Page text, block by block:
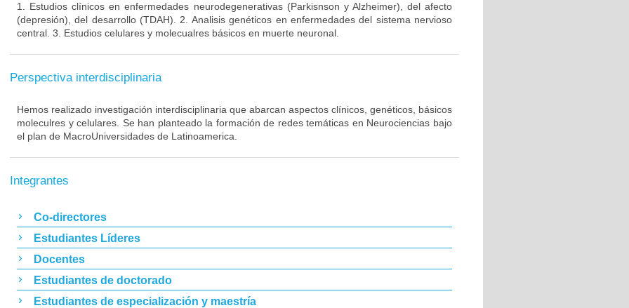
1. Estudios clínicos en enfermedades neurodegenerativas (Parkisnson y Alzheimer), del afecto
(depresión), del desarrollo (TDAH). 2. Analisis genéticos en enfermedades del sistema nervioso
central. 3. Estudios celulares y molecualres básicos en muerte neuronal.
Perspectiva interdisciplinaria
Hemos realizado investigación interdisciplinaria que abarcan aspectos clínicos, genéticos, básicos
moleculres y celulares. Se han planteado la formación de redes temáticas en Neurociencias bajo
el plan de MacroUniversidades de Latinoamerica.
Integrantes
Co-directores
Estudiantes Líderes
Docentes
Estudiantes de doctorado
Estudiantes de especialización y maestría